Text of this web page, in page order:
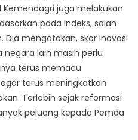
Kemendagri juga melakukan
pada indeks, salah
Dia mengatakan, skor inovasi
negara lain masih perlu
terus memacu
terus meningkatkan
Terlebih sejak reformasi
peluang kepada Pemda